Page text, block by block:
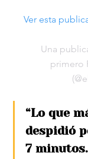
Ver esta
Una
primero
“Lo que
despidió
7